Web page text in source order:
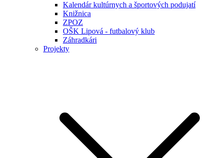
Kalendár kultúrnych a športových podujatí
Knižnica
ZPOZ
OŠK Lipová - futbalový klub
Záhradkári
Projekty